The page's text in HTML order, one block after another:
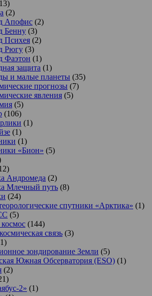
(2)
Апофис (2)
Бенну (3)
Психея (2)
Рюгу (3)
Фаэтон (1)
защита (1)
и малые планеты (35)
прогнозы (7)
явления (5)
(5)
(106)
(1)
(1)
(1)
«Бион» (5)
Андромеда (2)
Млечный путь (8)
(24)
спутники «Арктика» (1)
(5)
(144)
связь (3)
зондирование Земли (5)
Южная Обсерватория (ESO) (1)
(2)
2» (1)